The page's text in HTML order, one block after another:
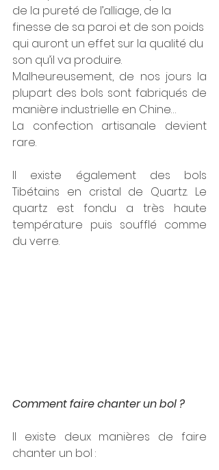
de la pureté de l’alliage, de la
finesse de sa paroi et de son poids
qui auront un effet sur la qualité du
son qu’il va produire.
Malheureusement, de nos jours la
plupart des bols sont fabriqués de
manière industrielle en Chine…
La confection artisanale devient
rare.
Il existe également des bols
Tibétains en cristal de Quartz. Le
quartz est fondu a très haute
température puis soufflé comme
du verre.
Comment faire chanter un bol ?
Il existe deux manières de faire
chanter un bol :